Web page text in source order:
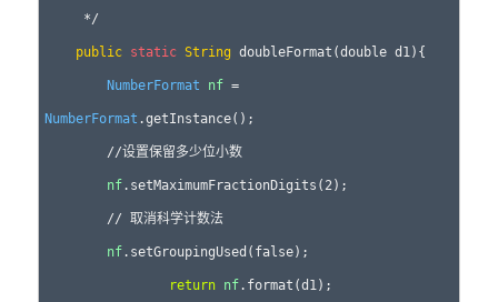
public static String doubleFormat(double d1){
NumberFormat nf
NumberFormat .getInstance();
nf.setMaximumFractionDigits(2);
nf.setGroupingUsed(false);
return nf.format(d1);